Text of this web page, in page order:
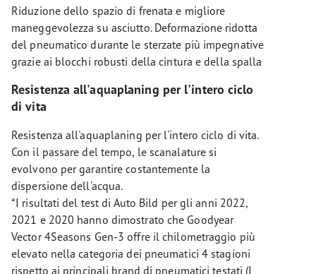
Riduzione dello spazio di frenata e migliore
maneggevolezza su asciutto. Deformazione ridotta
del pneumatico durante le sterzate più impegnative
grazie ai blocchi robusti della cintura e della spalla
Resistenza all'aquaplaning per l'intero ciclo
di vita
Resistenza all'aquaplaning per l'intero ciclo di vita.
Con il passare del tempo, le scanalature si
evolvono per garantire costantemente la
dispersione dell'acqua.
*I risultati del test di Auto Bild per gli anni 2022,
2021 e 2020 hanno dimostrato che Goodyear
Vector 4Seasons Gen-3 offre il chilometraggio più
elevato nella categoria dei pneumatici 4 stagioni
rispetto ai principali brand di pneumatici testati (I